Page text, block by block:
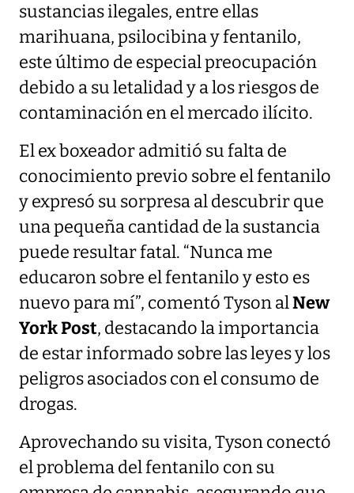
sustancias ilegales, entre ellas
marihuana, psilocibina y fentanilo,
este último de especial preocupación
debido a su letalidad y a los riesgos de
contaminación en el mercado ilícito.
El ex boxeador admitió su falta de
conocimiento previo sobre el fentanilo
y expresó su sorpresa al descubrir que
una pequeña cantidad de la sustancia
puede resultar fatal. “Nunca me
educaron sobre el fentanilo y esto es
nuevo para mí”, comentó Tyson alNew
York Post, destacando la importancia
de estar informado sobre las leyes y los
peligros asociados con el consumo de
drogas.
Aprovechando su visita, Tyson conectó
el problema del fentanilo con su